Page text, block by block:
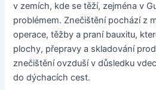
v zemích, kde se těží, zejména v
problémem. Znečištění pochází z
operace, těžby a praní bauxitu,
plochy, přepravy a skladování
znečištění ovzduší v důsledku
do dýchacích cest.